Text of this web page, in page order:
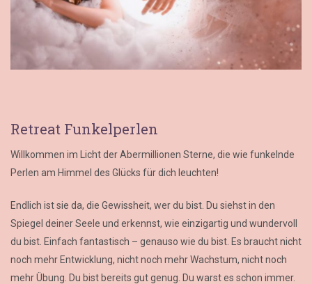
Retreat Funkelperlen
Willkommen im Licht der Abermillionen Sterne, die wie funkelnde
Perlen am Himmel des Glücks für dich leuchten!
Endlich ist sie da, die Gewissheit, wer du bist. Du siehst in den
Spiegel deiner Seele und erkennst, wie einzigartig und wundervoll
du bist. Einfach fantastisch – genauso wie du bist. Es braucht nicht
noch mehr Entwicklung, nicht noch mehr Wachstum, nicht noch
mehr Übung. Du bist bereits gut genug. Du warst es schon immer.